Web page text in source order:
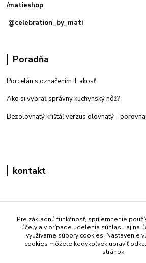
/matieshop
@celebration_by_mati
Poradňa
Porcelán s označením II. akosť
Ako si vybrať správny kuchynský nôž?
Bezolovnatý krištáľ verzus olovnatý -
kontakt
+421 908 861 051
(Po - Pia 7:30-15:30)
info@mati.sk
Pre základnú funkčnosť, spríjemnenie
účely a v prípade udelenia súhlasu aj na
využívame súbory cookies. Nastavenie
cookies môžete kedykoľvek upraviť
stránok.